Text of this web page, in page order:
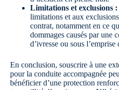
Limitations et exclusions :
limitations et aux
contrat, notamment en ce
dommages causés par une
d’ivresse ou sous l’emprise
En conclusion, souscrire à une
pour la conduite accompagnée
bénéficier d’une protection